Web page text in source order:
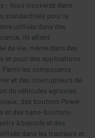
: Vous trouverez dans
standardisés pour la
utilisés dans des
ils allient
de vie, même dans des
et pour des applications
les composants
et des interrupteurs de
de véhicules agricoles,
des boutons Power
et des nano-boutons-
à bascule et des
dans les tracteurs et